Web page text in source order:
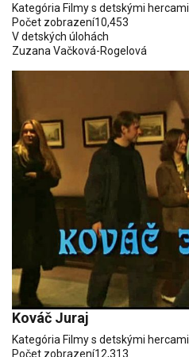
Kategória Filmy s detskými hercami
Počet zobrazení10,453
V detských úlohách
Zuzana Vačková-Rogelová
Kováč Juraj
Kategória Filmy s detskými hercami
Počet zobrazení12,313